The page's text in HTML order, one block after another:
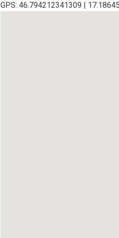
GPS: 46.794212341309 |